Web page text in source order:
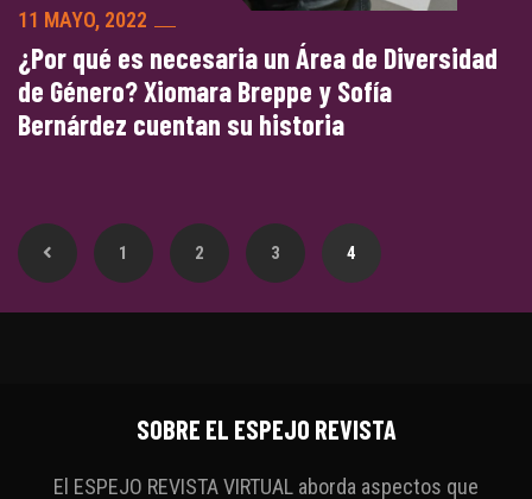
11 MAYO, 2022
¿Por qué es necesaria un Área de Diversidad
de Género? Xiomara Breppe y Sofía
Bernárdez cuentan su historia
1 2 3 4
SOBRE EL ESPEJO REVISTA
El ESPEJO REVISTA VIRTUAL aborda aspectos que